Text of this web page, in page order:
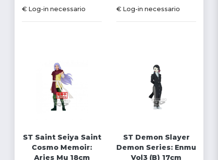
€ Log-in necessario € Log-in necessario
ST Saint Seiya Saint
Cosmo Memoir:
Aries Mu 18cm
ST Demon Slayer
Demon Series: Enmu
Vol3 (B) 17cm